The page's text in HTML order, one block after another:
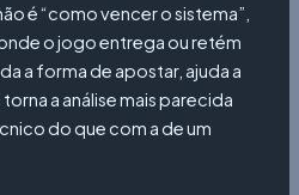
é “como vencer o sistema”,
o jogo entrega ou retém
a forma de apostar, ajuda a
a análise mais parecida
do que com a de um